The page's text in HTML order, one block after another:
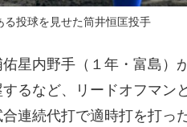
る投球を見せた筒井恒匡投手
星内野手（１年・富島）
るなど、リードオフマン
連続代打で適時打を打っ